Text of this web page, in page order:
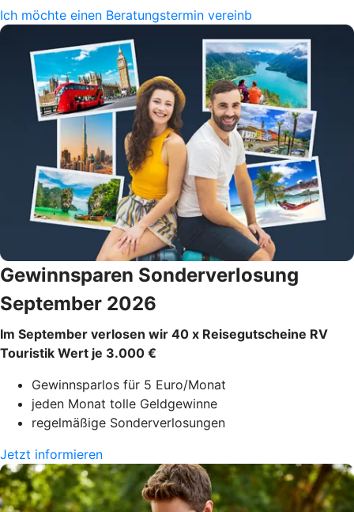
Ich möchte einen Beratungstermin vereinb
Gewinnsparen Sonderverlosung
September 2026
Im September verlosen wir 40 x Reisegutscheine RV
Touristik Wert je 3.000 €
Gewinnsparlos für 5 Euro/Monat
jeden Monat tolle Geldgewinne
regelmäßige Sonderverlosungen
Jetzt informieren